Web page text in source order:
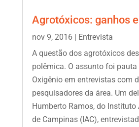
Agrotóxicos: ganhos
nov 9, 2016| Entrevista
A questão dos agrotóxicos
polêmica. O assunto foi
Oxigênio em entrevistas com
pesquisadores da área. Um
Humberto Ramos, do Instituto
de Campinas (IAC),